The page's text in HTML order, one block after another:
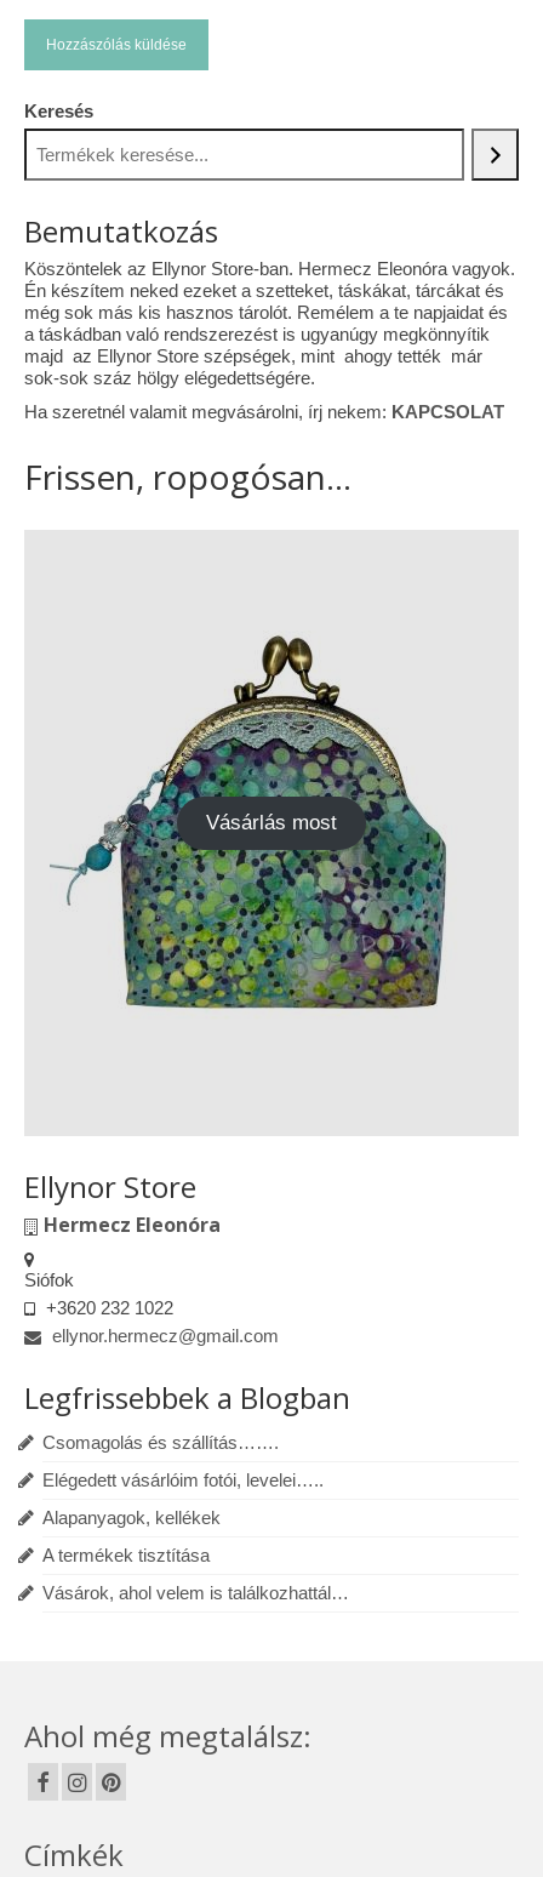
Keresés
Bemutatkozás
Köszöntelek az Ellynor Store-ban. Hermecz Eleonóra vagyok.
Én készítem neked ezeket a szetteket, táskákat, tárcákat és
még sok más kis hasznos tárolót. Remélem a te napjaidat és
a táskádban való rendszerezést is ugyanúgy megkönnyítik
majd az Ellynor Store szépségek, mint ahogy tették már
sok-sok száz hölgy elégedettségére.
Ha szeretnél valamit megvásárolni, írj nekem: KAPCSOLAT
Frissen, ropogósan...
Vásárlás most
Ellynor Store
Hermecz Eleonóra
Siófok
+3620 232 1022
ellynor.hermecz@gmail.com
Legfrissebbek a Blogban
Csomagolás és szállítás…….
Elégedett vásárlóim fotói, levelei…..
Alapanyagok, kellékek
A termékek tisztítása
Vásárok, ahol velem is találkozhattál…
Ahol még megtalálsz:
Címkék